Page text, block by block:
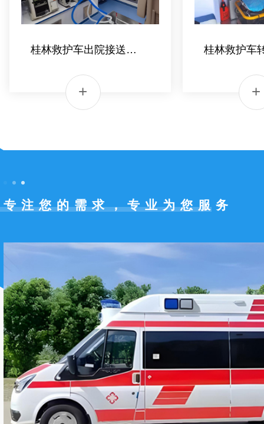
桂林跨省救护车转院费用 桂林重
桂林救护车出院接送价格
专注您的需求，专业为您服务